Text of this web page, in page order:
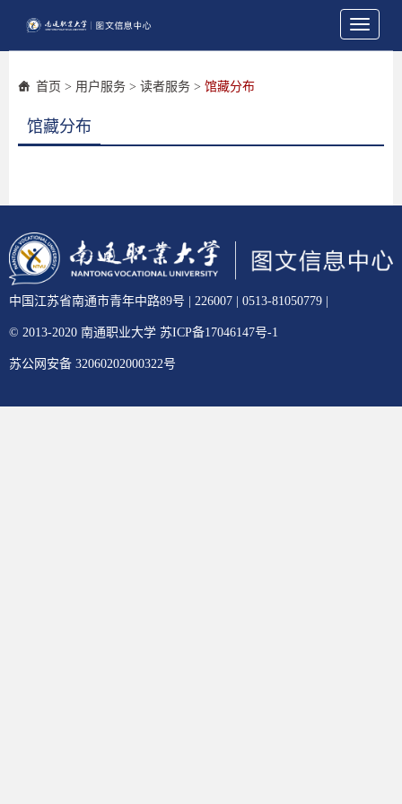
Toggle
首页 > 用户服务 > 读者服务 > 馆藏分布
馆藏分布
中国江苏省南通市青年中路89号 | 226007 | 0513-81050779 |
© 2013-2020 南通职业大学 苏ICP备17046147号-1
苏公网安备 32060202000322号